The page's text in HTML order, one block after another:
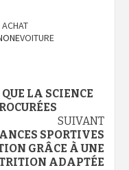
VOITURE
QUE LA SCIENCE
SUIVANT
SPORTIVES
GRÂCE À UNE
ADAPTÉE